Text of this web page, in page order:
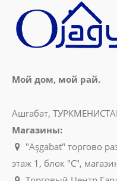
Электрический
Мой дом, мой рай.
Ашгабат,
Магазины:
"Aşgabat" торгово
этаж 1, блок "C",